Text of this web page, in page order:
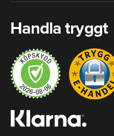
Handla tryggt